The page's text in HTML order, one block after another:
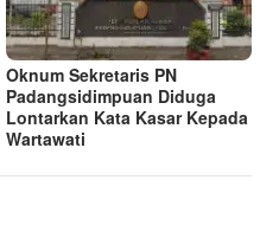
Oknum Sekretaris PN
Padangsidimpuan Diduga
Lontarkan Kata Kasar Kepada
Wartawati